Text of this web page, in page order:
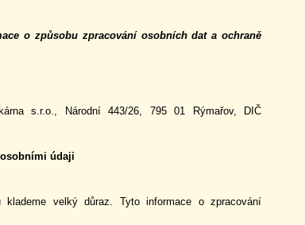
o způsobu zpracování osobních dat a ochraně
s.r.o., Národní 443/26, 795 01 Rýmařov, DIČ
údaji
klademe velký důraz. Tyto informace o zpracování